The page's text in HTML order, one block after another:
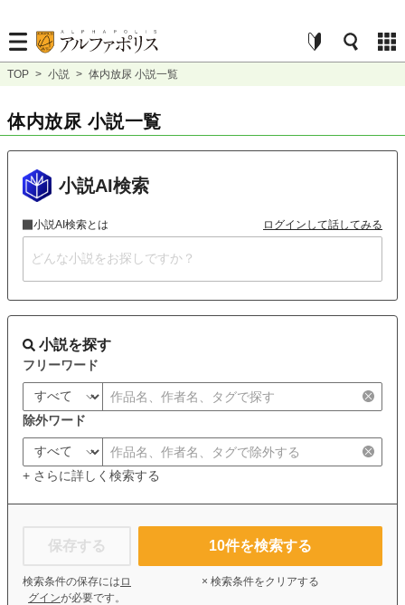
TOP > 小説 > 体内放尿 小説一覧
体内放尿 小説一覧
小説AI検索
小説AI検索とは ログインして話してみる
小説を探す
フリーワード
除外ワード
+ さらに詳しく検索する
保存する
検索条件の保存には ロ
グインが必要です。
10件を検索する
× 検索条件をクリアする